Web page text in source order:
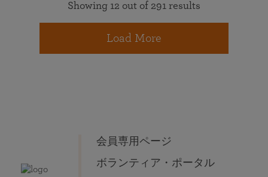
Showing 12 out of 291 results
Load More
会員専用ページ
ボランティア・ポータル